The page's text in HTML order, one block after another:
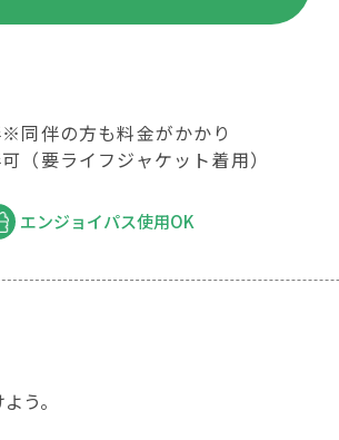
同伴の方も料金がかかり
（要ライフジャケット着用）
エンジョイパス使用OK
う。